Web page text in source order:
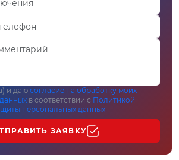
и даю согласие на обработку моих
в соответствии с Политикой
персональных данных
ЗАЯВКУ